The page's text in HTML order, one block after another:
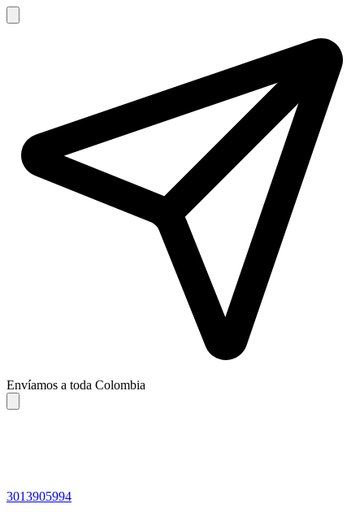
Envíamos a toda Colombia
3013905994